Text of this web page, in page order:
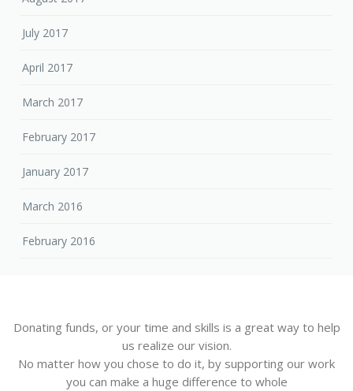
July 2017
April 2017
March 2017
February 2017
January 2017
March 2016
February 2016
Donating funds, or your time and skills is a great way to help
us realize our vision.
No matter how you chose to do it, by supporting our work
you can make a huge difference to whole